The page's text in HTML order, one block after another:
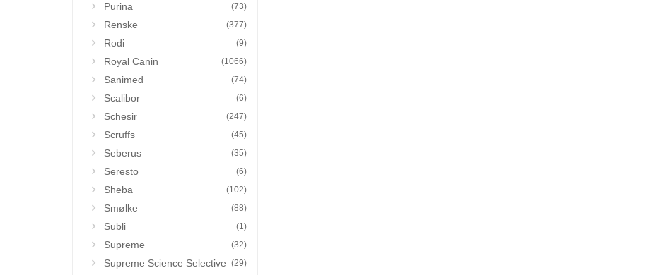
Purina (73)
Renske (377)
Rodi (9)
Royal Canin (1066)
Sanimed (74)
Scalibor (6)
Schesir (247)
Scruffs (45)
Seberus (35)
Seresto (6)
Sheba (102)
Smølke (88)
Subli (1)
Supreme (32)
Supreme Science Selective (29)